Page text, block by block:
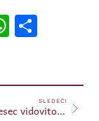
SLEDEĆI
10 Mesec vidovitosti – 27.04.2024